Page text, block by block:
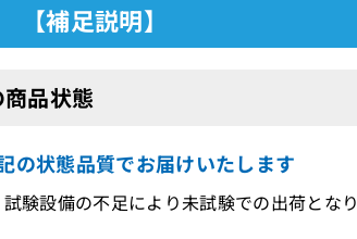
補足説明】
品状態
の状態品質でお届けいたします
験設備の不足により未試験での出荷とな